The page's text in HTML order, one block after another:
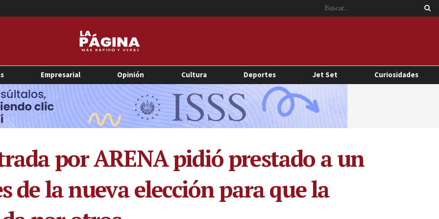
Empresarial Opinión Cultura Deportes Jet Set Curiosidades
por ARENA pidió prestado a un
de la nueva elección para que la